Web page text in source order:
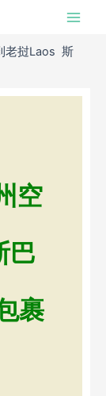
Main
老挝Laos 斯
空
巴
裹